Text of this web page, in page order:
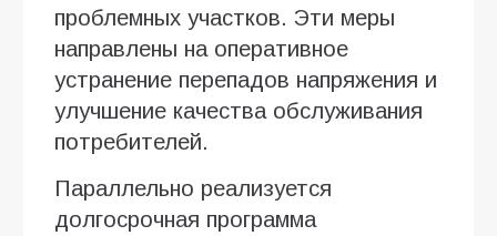
проблемных участков. Эти меры
направлены на оперативное
устранение перепадов напряжения и
улучшение качества обслуживания
потребителей.
Параллельно реализуется
долгосрочная программа